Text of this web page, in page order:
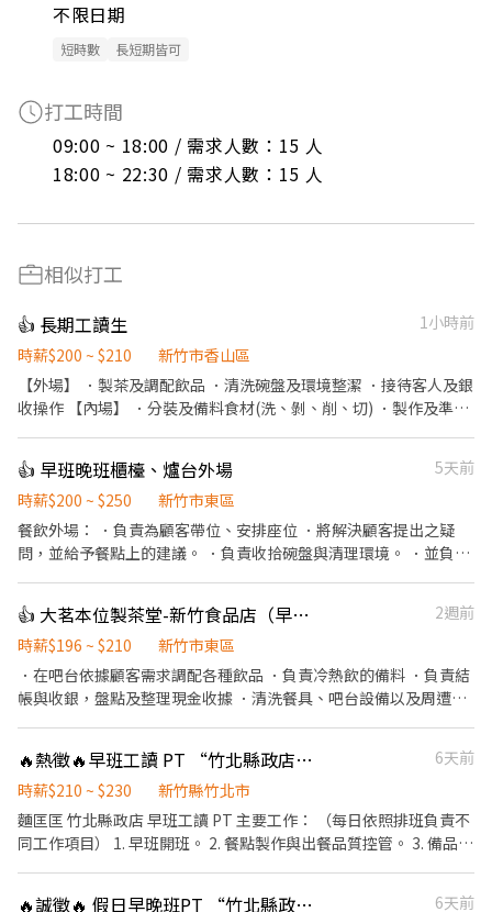
不限日期
短時數 長短期皆可
打工時間
09:00 ~ 18:00 / 需求人數：15 人
18:00 ~ 22:30 / 需求人數：15 人
相似打工
👍 長期工讀生
1小時前
時薪$200 ~ $210
新竹市香山區
【外場】 ．製茶及調配飲品 ．清洗碗盤及環境整潔 ．接待客人及銀
收操作 【內場】 ．分裝及備料食材(洗、剝、削、切) ．製作及準備
👍 早班晚班櫃檯、爐台外場
5天前
時薪$200 ~ $250
新竹市東區
餐飲外場： ．負責為顧客帶位、安排座位 ．將解決顧客提出之疑
問，並給予餐點上的建議。 ．負責收拾碗盤與清理環境。 ．並負責
．協助測量食材的容量與重量。 ．打包外帶服務。
👍 大茗本位製茶堂-新竹食品店（早班長期工讀）
2週前
時薪$196 ~ $210
新竹市東區
．在吧台依據顧客需求調配各種飲品 ．負責冷熱飲的備料 ．負責結
帳與收銀，盤點及整理現金收據 ．清洗餐具、吧台設備以及周遭工
🔥熱徵🔥早班工讀 PT “竹北縣政店麵匡匡”
6天前
時薪$210 ~ $230
新竹縣竹北市
麵匡匡 竹北縣政店 早班工讀 PT 主要工作： （每日依照排班負責不
同工作項目） 1. 早班開班。 2. 餐點製作與出餐品質控管。 3. 備品/
🔥誠徵🔥 假日早晚班PT “竹北縣政店麵匡匡” 6天前